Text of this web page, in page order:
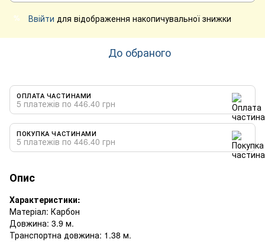
% Ввійти для відображення накопичувальної знижки
До обраного
ОПЛАТА ЧАСТИНАМИ
5 платежів по 446.40 грн
ПОКУПКА ЧАСТИНАМИ
5 платежів по 446.40 грн
Опис
Характеристики:
Матеріал: Карбон
Довжина: 3.9 м.
Транспортна довжина: 1.38 м.